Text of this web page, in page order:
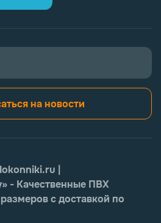
на новости
|
- Качественные ПВХ
с доставкой по